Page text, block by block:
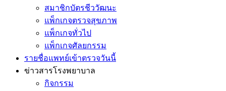
สมาชิกบัตรชีววัฒนะ
แพ็กเกจตรวจสุขภาพ
แพ็กเกจทั่วไป
แพ็กเกจศัลยกรรม
รายชื่อแพทย์เข้าตรวจวันนี้
ข่าวสารโรงพยาบาล
กิจกรรม